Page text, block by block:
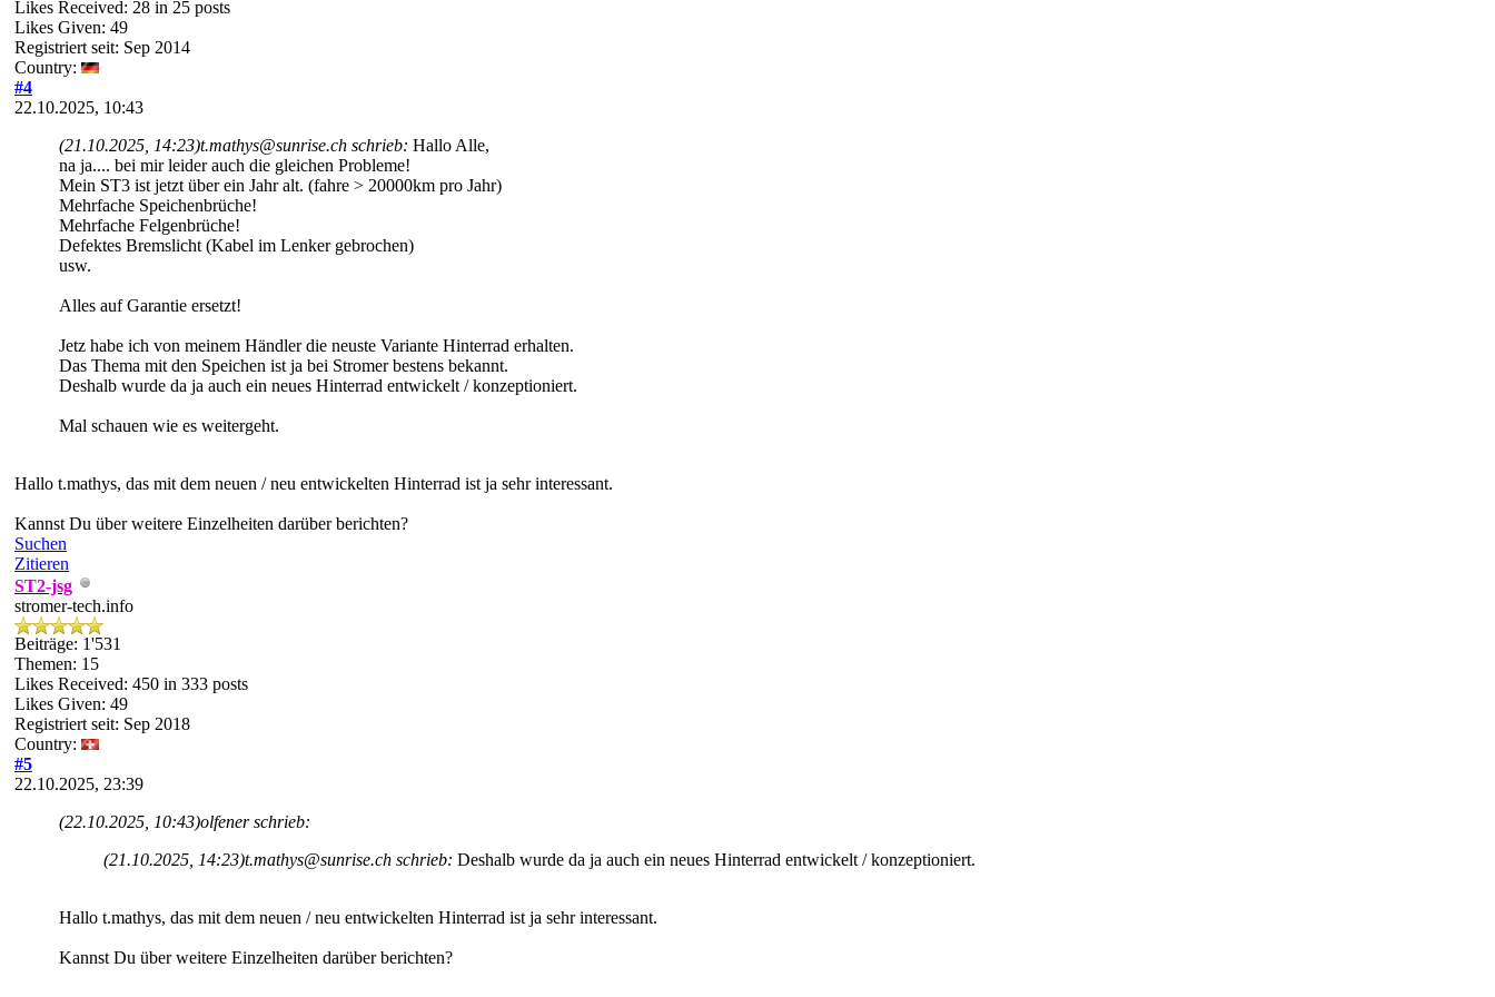
Likes Received: 28 in 25 posts
Likes Given: 49
Registriert seit: Sep 2014
Country:
#4
22.10.2025, 10:43
(21.10.2025, 14:23)t.mathys@sunrise.ch schrieb: Hallo Alle,
na ja.... bei mir leider auch die gleichen Probleme!
Mein ST3 ist jetzt über ein Jahr alt. (fahre > 20000km pro Jahr)
Mehrfache Speichenbrüche!
Mehrfache Felgenbrüche!
Defektes Bremslicht (Kabel im Lenker gebrochen)
usw.
Alles auf Garantie ersetzt!
Jetz habe ich von meinem Händler die neuste Variante Hinterrad erhalten.
Das Thema mit den Speichen ist ja bei Stromer bestens bekannt.
Deshalb wurde da ja auch ein neues Hinterrad entwickelt / konzeptioniert.
Mal schauen wie es weitergeht.
Hallo t.mathys, das mit dem neuen / neu entwickelten Hinterrad ist ja sehr interessant.
Kannst Du über weitere Einzelheiten darüber berichten?
Suchen
Zitieren
ST2-jsg
stromer-tech.info
Beiträge: 1'531
Themen: 15
Likes Received: 450 in 333 posts
Likes Given: 49
Registriert seit: Sep 2018
Country:
#5
22.10.2025, 23:39
(22.10.2025, 10:43)olfener schrieb:
(21.10.2025, 14:23)t.mathys@sunrise.ch schrieb: Deshalb wurde da ja auch ein neues Hinterrad entwickelt / konzeptioniert.
Hallo t.mathys, das mit dem neuen / neu entwickelten Hinterrad ist ja sehr interessant.
Kannst Du über weitere Einzelheiten darüber berichten?